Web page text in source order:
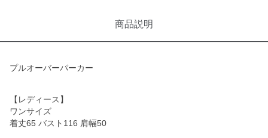
商品説明
プルオーバーパーカー
【レディース】
ワンサイズ
着丈65 バスト116 肩幅50